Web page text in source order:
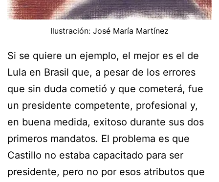
Ilustración: José María Martínez
Si se quiere un ejemplo, el mejor es el de
Lula en Brasil que, a pesar de los errores
que sin duda cometió y que cometerá, fue
un presidente competente, profesional y,
en buena medida, exitoso durante sus dos
primeros mandatos. El problema es que
Castillo no estaba capacitado para ser
presidente, pero no por esos atributos que